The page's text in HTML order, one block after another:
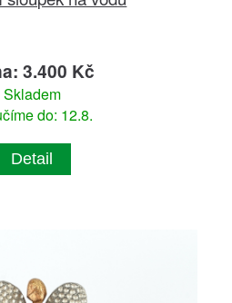
3.400 Kč
Skladem
do: 12.8.
Detail